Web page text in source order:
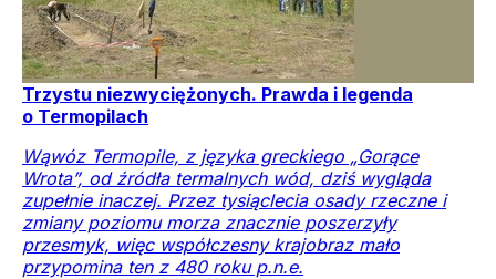
Trzystu niezwyciężonych. Prawda i legenda
o Termopilach
Wąwóz Termopile, z języka greckiego „Gorące
Wrota”, od źródła termalnych wód, dziś wygląda
zupełnie inaczej. Przez tysiąclecia osady rzeczne i
zmiany poziomu morza znacznie poszerzyły
przesmyk, więc współczesny krajobraz mało
przypomina ten z 480 roku p.n.e.